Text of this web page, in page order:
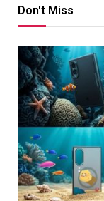
Don't Miss